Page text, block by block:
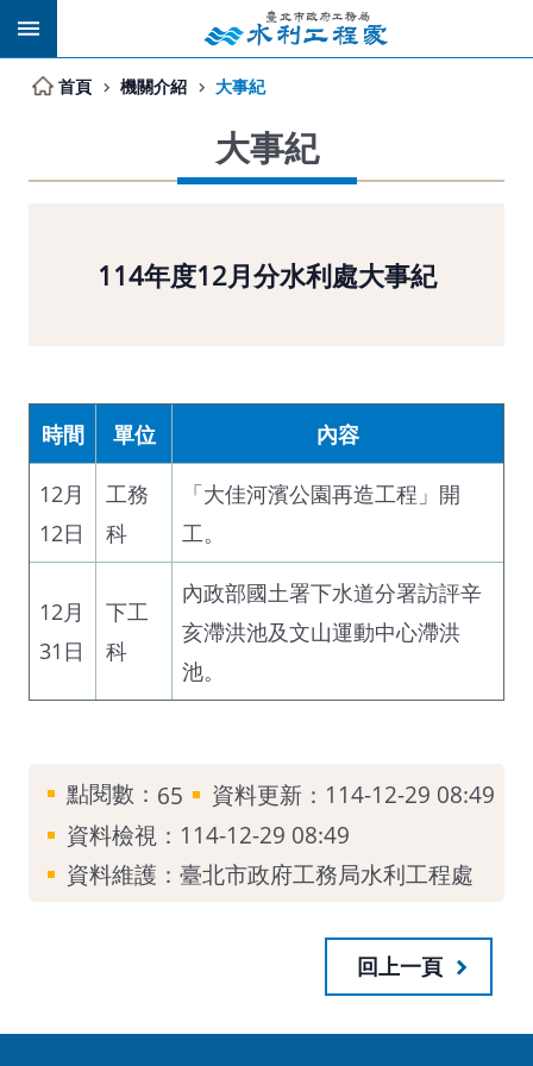
跳到主要內容區塊
首頁 機關介紹 大事紀
大事紀
114年度12月分水利處大事紀
時間 單位
內容
12月
12日
工務
科
「大佳河濱公園再造工程」開
工。
12月
31日
下工
科
內政部國土署下水道分署訪評辛
亥滯洪池及文山運動中心滯洪
池。
點閱數： 65
資料更新：114-12-29 08:49
資料檢視：114-12-29 08:49
資料維護：臺北市政府工務局水利工程處
回上一頁